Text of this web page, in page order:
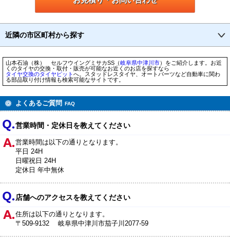
近隣の市区町村から探す
山本石油（株） セルフウイングミサカSS（岐阜県中津川市）をご紹介します。お近
くのタイヤの交換・取付・販売が可能なお近くのお店を探すなら
タイヤ交換のタイヤピットへ。スタッドレスタイヤ、オートパーツなど自動車に関わ
る部品取り付け情報も検索可能なサイトです。
よくあるご質問 FAQ
営業時間・定休日を教えてください
営業時間は以下の通りとなります。
平日 24H
日曜祝日 24H
定休日 年中無休
店舗へのアクセスを教えてください
住所は以下の通りとなります。
〒509-9132 岐阜県中津川市茄子川2077-59